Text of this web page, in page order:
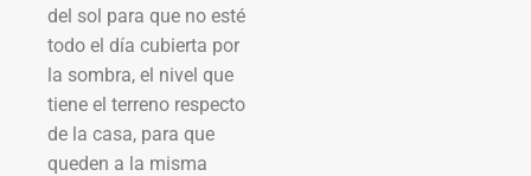
del sol para que no esté
todo el día cubierta por
la sombra, el nivel que
tiene el terreno respecto
de la casa, para que
queden a la misma